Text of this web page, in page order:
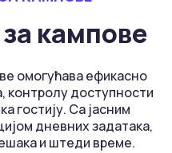
за кампове
омогућава ефикасно
контролу доступности
гостију. Са јасним
дневних задатака,
и штеди време.